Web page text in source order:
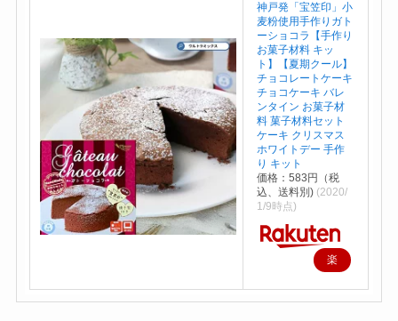
神戸発「宝笠印」小
麦粉使用手作りガト
ーショコラ【手作り
お菓子材料 キッ
ト】【夏期クール】
チョコレートケーキ
チョコケーキ バレ
ンタイン お菓子材
料 菓子材料セット
ケーキ クリスマス
ホワイトデー 手作
り キット
価格：583円（税
込、送料別) (2020/
1/9時点)
楽